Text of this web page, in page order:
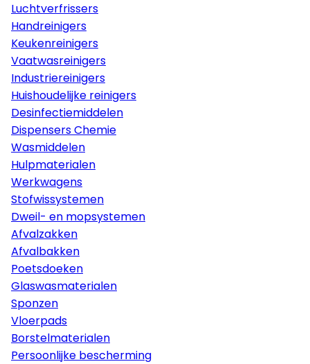
Luchtverfrissers
Handreinigers
Keukenreinigers
Vaatwasreinigers
Industriereinigers
Huishoudelijke reinigers
Desinfectiemiddelen
Dispensers Chemie
Wasmiddelen
Hulpmaterialen
Werkwagens
Stofwissystemen
Dweil- en mopsystemen
Afvalzakken
Afvalbakken
Poetsdoeken
Glaswasmaterialen
Sponzen
Vloerpads
Borstelmaterialen
Persoonlijke bescherming